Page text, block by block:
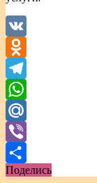
VK
Odnoklassniki
Telegram
WhatsApp
Mail.Ru
Viber
Отправить
Поделись